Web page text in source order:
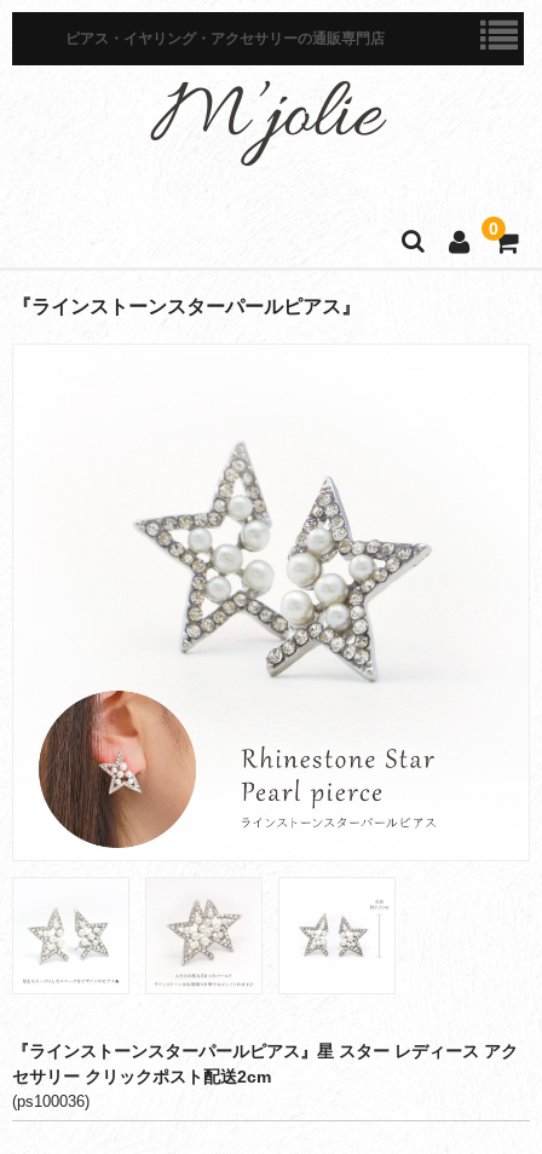
ピアス・イヤリング・アクセサリーの通販専門店
0
ホーム
採用情報
『ラインストーンスターパールピアス』
『ラインストーンスターパールピアス』星 スター レディース アク
セサリー クリックポスト配送2cm
(ps100036)